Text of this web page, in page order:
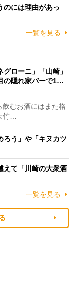
のには理由があっ
一覧を見る
グローニ」「山崎」
の隠れ家バーで1…
むお酒にはまた格
竹…
ろう」や「キヌカツ
えて「川崎の大衆酒
一覧を見る